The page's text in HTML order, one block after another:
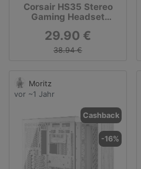
Corsair HS35 Stereo
Gaming Headset
29.90 €
38.94 €
Moritz
vor ~1 Jahr
Cashback
-16%